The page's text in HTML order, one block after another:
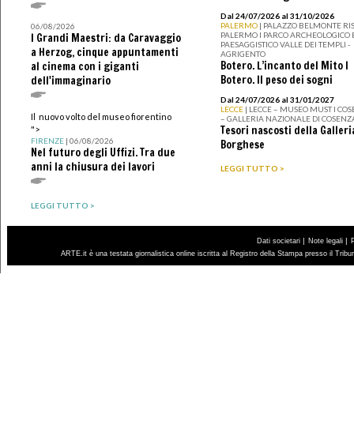
06/08/2026
I Grandi Maestri: da Caravaggio
a Herzog, cinque appuntamenti
al cinema con i giganti
dell'immaginario
Il nuovo volto del museo fiorentino
">
FIRENZE| 06/08/2026
Nel futuro degli Uffizi. Tra due
anni la chiusura dei lavori
LEGGI TUTTO >
Dal 24/07/2026 al 31/10/2026
PALERMO | PALAZZO BELMONTE
PALERMO I PARCO ARCHEOLOGICO
PAESAGGISTICO VALLE DEI TEMPLI -
AGRIGENTO
Botero. L’incanto del Mito I
Botero. Il peso dei sogni
Dal 24/07/2026 al 31/01/2027
LECCE | LECCE – MUSEO MUST I
– GALLERIA NAZIONALE DI
Tesori nascosti della
Borghese
LEGGI TUTTO >
Dati societari | Note legali |
ARTE.it è una testata giornalistica online iscritta al Registro della Stampa presso il